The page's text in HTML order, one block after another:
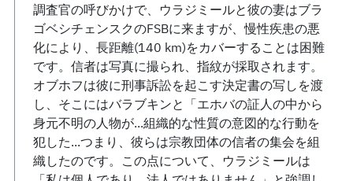
調査官の呼びかけで、ウラジミールと彼の妻はブラ
ゴベシチェンスクのFSBに来ますが、慢性疾患の悪
化により、長距離(140 km)をカバーすることは困難
です。信者は写真に撮られ、指紋が採取されます。
オブホフは彼に刑事訴訟を起こす決定書の写しを渡
し、そこにはバラブキンと「エホバの証人の中から
身元不明の人物が...組織的な性質の意図的な行動を
犯した...つまり、彼らは宗教団体の信者の集会を組
織したのです。この点について、ウラジミールは